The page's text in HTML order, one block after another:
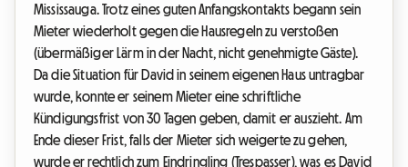
Mississauga. Trotz eines guten Anfangskontakts begann sein
Mieter wiederholt gegen die Hausregeln zu verstoßen
(übermäßiger Lärm in der Nacht, nicht genehmigte Gäste).
Da die Situation für David in seinem eigenen Haus untragbar
wurde, konnte er seinem Mieter eine schriftliche
Kündigungsfrist von 30 Tagen geben, damit er auszieht. Am
Ende dieser Frist, falls der Mieter sich weigerte zu gehen,
wurde er rechtlich zum Eindringling (Trespasser), was es David